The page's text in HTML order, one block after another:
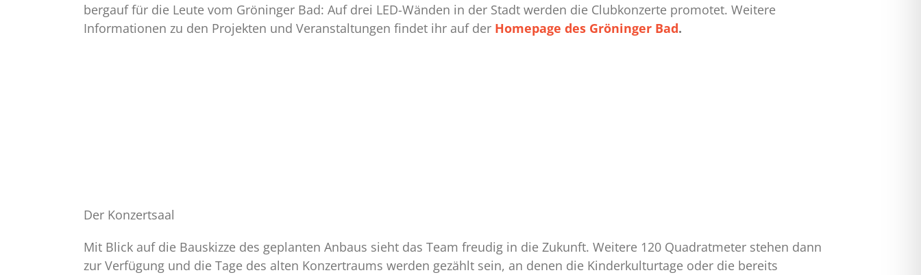
bergauf für die Leute vom Gröninger Bad: Auf drei LED-Wänden in der Stadt werden die Clubkonzerte promotet. Weitere
Informationen zu den Projekten und Veranstaltungen findet ihr auf der Homepage des Gröninger Bad.
Der Konzertsaal
Mit Blick auf die Bauskizze des geplanten Anbaus sieht das Team freudig in die Zukunft. Weitere 120 Quadratmeter stehen dann
zur Verfügung und die Tage des alten Konzertraums werden gezählt sein, an denen die Kinderkulturtage oder die bereits